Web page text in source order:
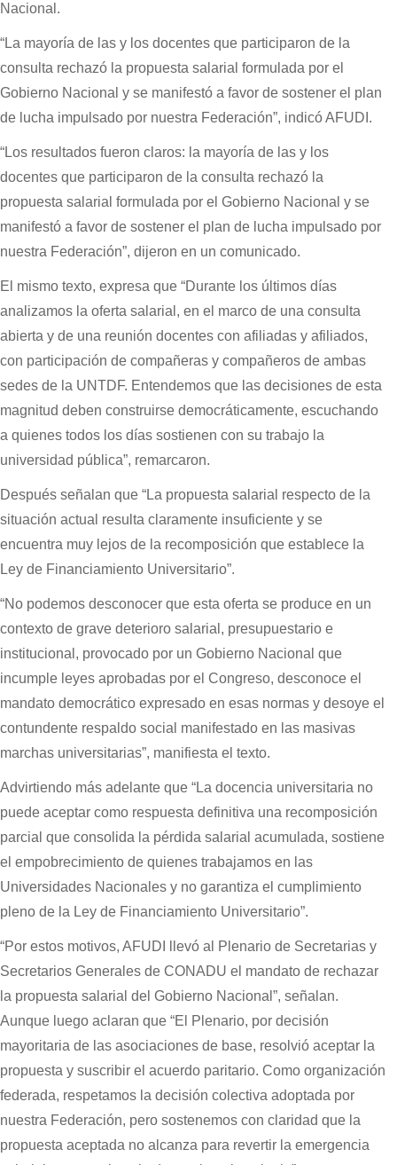
Nacional.
“La mayoría de las y los docentes que participaron de la
consulta rechazó la propuesta salarial formulada por el
Gobierno Nacional y se manifestó a favor de sostener el plan
de lucha impulsado por nuestra Federación”, indicó AFUDI.
“Los resultados fueron claros: la mayoría de las y los
docentes que participaron de la consulta rechazó la
propuesta salarial formulada por el Gobierno Nacional y se
manifestó a favor de sostener el plan de lucha impulsado por
nuestra Federación”, dijeron en un comunicado.
El mismo texto, expresa que “Durante los últimos días
analizamos la oferta salarial, en el marco de una consulta
abierta y de una reunión docentes con afiliadas y afiliados,
con participación de compañeras y compañeros de ambas
sedes de la UNTDF. Entendemos que las decisiones de esta
magnitud deben construirse democráticamente, escuchando
a quienes todos los días sostienen con su trabajo la
universidad pública”, remarcaron.
Después señalan que “La propuesta salarial respecto de la
situación actual resulta claramente insuficiente y se
encuentra muy lejos de la recomposición que establece la
Ley de Financiamiento Universitario”.
“No podemos desconocer que esta oferta se produce en un
contexto de grave deterioro salarial, presupuestario e
institucional, provocado por un Gobierno Nacional que
incumple leyes aprobadas por el Congreso, desconoce el
mandato democrático expresado en esas normas y desoye el
contundente respaldo social manifestado en las masivas
marchas universitarias”, manifiesta el texto.
Advirtiendo más adelante que “La docencia universitaria no
puede aceptar como respuesta definitiva una recomposición
parcial que consolida la pérdida salarial acumulada, sostiene
el empobrecimiento de quienes trabajamos en las
Universidades Nacionales y no garantiza el cumplimiento
pleno de la Ley de Financiamiento Universitario”.
“Por estos motivos, AFUDI llevó al Plenario de Secretarias y
Secretarios Generales de CONADU el mandato de rechazar
la propuesta salarial del Gobierno Nacional”, señalan.
Aunque luego aclaran que “El Plenario, por decisión
mayoritaria de las asociaciones de base, resolvió aceptar la
propuesta y suscribir el acuerdo paritario. Como organización
federada, respetamos la decisión colectiva adoptada por
nuestra Federación, pero sostenemos con claridad que la
propuesta aceptada no alcanza para revertir la emergencia